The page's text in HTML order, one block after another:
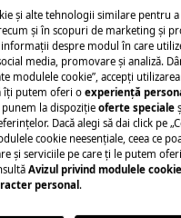
frontală a panoului
și alte tehnologii similare pentru a
și în scopuri de marketing și
despre modul în care
media, promovare și analiză.
modulele cookie”, accepţi
îţi putem oferi oexperienţă
la dispoziţieoferte speciale
Dacă alegi să dai click pe
cookie neesenţiale, ceea ce
și serviciile pe care ţi le putem
Avizul privind modulele cookie
personal.